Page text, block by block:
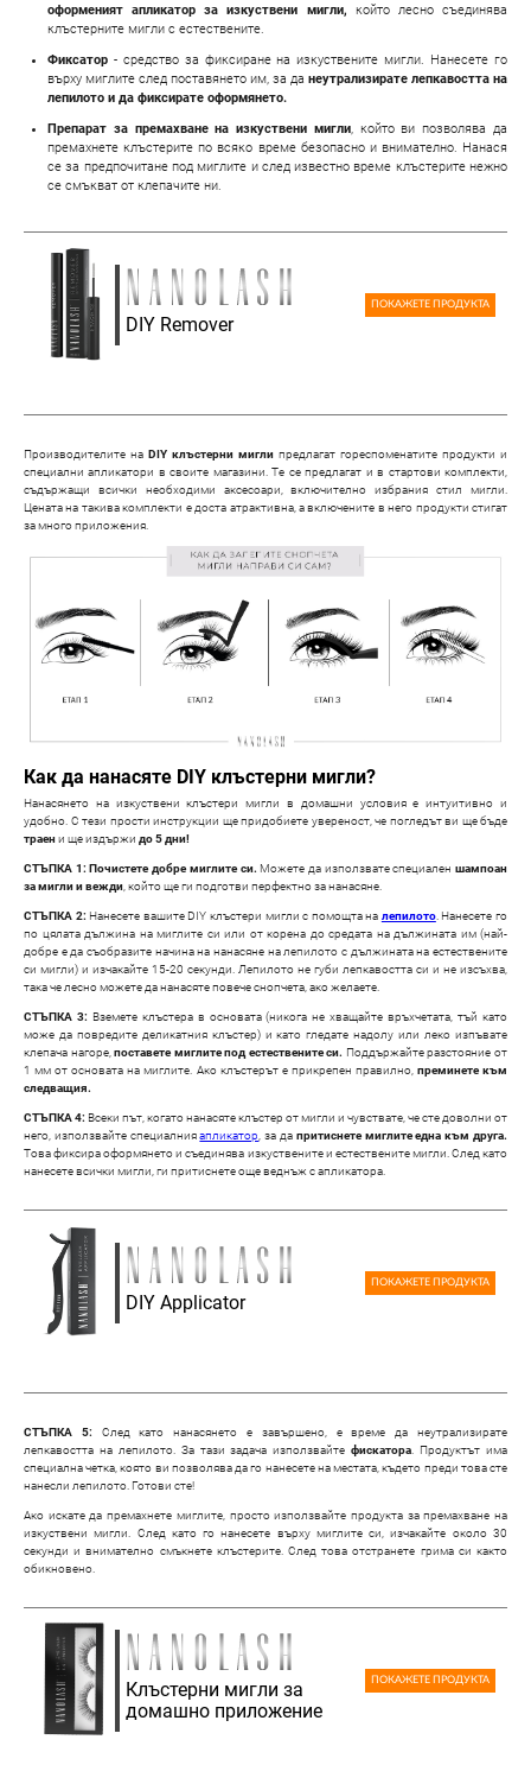
оформеният апликатор за изкуствени мигли, който лесно съединява
клъстерните мигли с естествените.
Фиксатор - средство за фиксиране на изкуствените мигли. Нанесете го
върху миглите след поставянето им, за да неутрализирате лепкавостта на
лепилото и да фиксирате оформянето.
Препарат за премахване на изкуствени мигли, който ви позволява да
премахнете клъстерите по всяко време безопасно и внимателно. Нанася
се за предпочитане под миглите и след известно време клъстерите нежно
се смъкват от клепачите ни.
DIY Remover
ПОКАЖЕТЕ ПРОДУКТА
Производителите на DIY клъстерни мигли предлагат гореспоменатите продукти и
специални апликатори в своите магазини. Те се предлагат и в стартови комплекти,
съдържащи всички необходими аксесоари, включително избрания стил мигли.
Цената на такива комплекти е доста атрактивна, а включените в него продукти стигат
за много приложения.
Как да нанасяте DIY клъстерни мигли?
Нанасянето на изкуствени клъстери мигли в домашни условия е интуитивно и
удобно. С тези прости инструкции ще придобиете увереност, че погледът ви ще бъде
траени ще издържи до 5 дни!
СТЪПКА 1: Почистете добре миглите си. Можете да използвате специален шампоан
за мигли и вежди , който ще ги подготви перфектно за нанасяне.
СТЪПКА 2: Нанесете вашите DIY клъстери мигли с помощта на лепилото. Нанесете го
по цялата дължина на миглите си или от корена до средата на дължината им (най-
добре е да съобразите начина на нанасяне на лепилото с дължината на естествените
си мигли) и изчакайте 15-20 секунди. Лепилото не губи лепкавостта си и не изсъхва,
така че лесно можете да нанасяте повече снопчета, ако желаете.
СТЪПКА 3: Вземете клъстера в основата (никога не хващайте връхчетата, тъй като
може да повредите деликатния клъстер) и като гледате надолу или леко изпъвате
клепача нагоре,поставете миглите под естествените си. Поддържайте разстояние от
1 мм от основата на миглите. Ако клъстерът е прикрепен правилно, преминете към
следващия.
СТЪПКА 4: Всеки път, когато нанасяте клъстер от мигли и чувствате, че сте доволни от
него, използвайте специалнияапликатор , за да притиснете миглите една към друга.
Това фиксира оформянето и съединява изкуствените и естествените мигли. След като
нанесете всички мигли, ги притиснете още веднъж с апликатора.
DIY Applicator
ПОКАЖЕТЕ ПРОДУКТА
СТЪПКА 5: След като нанасянето е завършено, е време да неутрализирате
лепкавостта на лепилото. За тази задача използвайтефискатора . Продуктът има
специална четка, която ви позволява да го нанесете на местата, където преди това сте
нанесли лепилото. Готови сте!
Ако искате да премахнете миглите, просто използвайте продукта за премахване на
изкуствени мигли. След като го нанесете върху миглите си, изчакайте около 30
секунди и внимателно смъкнете клъстерите. След това отстранете грима си както
обикновено.
Клъстерни мигли за
домашно приложение
ПОКАЖЕТЕ ПРОДУКТА